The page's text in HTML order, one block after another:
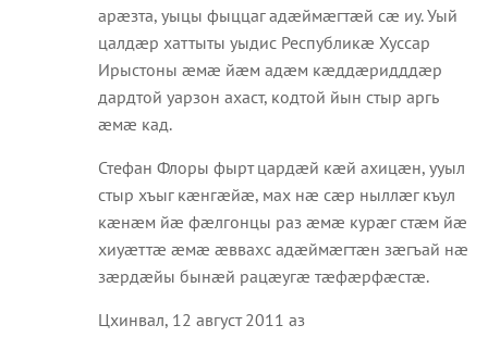
арæзта, уыцы фыццаг адæймæгтæй сæ иу. Уый
цалдæр хаттыты уыдис Республикæ Хуссар
Ирыстоны æмæ йæм адæм кæддæридддæр
дардтой уарзон ахаст, кодтой йын стыр аргь
æмæ кад.
Стефан Флоры фырт цардæй кæй ахицæн, ууыл
стыр хъыг кæнгæйæ, мах нæ сæр ныллæг къул
кæнæм йæ фæлгонцы раз æмæ курæг стæм йæ
хиуæттæ æмæ æввахс адæймæгтæн зæгъай нæ
зæрдæйы бынæй рацæугæ тæфæрфæстæ.
Цхинвал, 12 август 2011 аз